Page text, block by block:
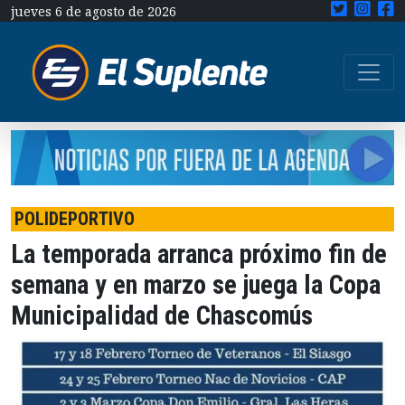
jueves 6 de agosto de 2026
POLIDEPORTIVO
La temporada arranca próximo fin de
semana y en marzo se juega la Copa
Municipalidad de Chascomús